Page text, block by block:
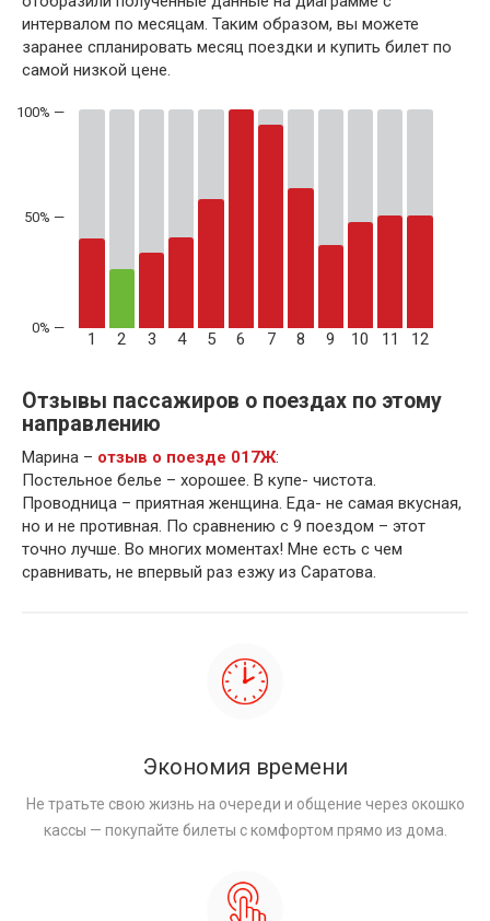
интервалом по месяцам. Таким образом, вы можете
заранее спланировать месяц поездки и купить билет по
самой низкой цене.
50% —
1 2 3 4 5 6 7 8 9 10 11 12
Отзывы пассажиров о поездах по этому
направлению
Марина – отзыв о поезде 017Ж:
Постельное белье – хорошее. В купе- чистота.
Проводница – приятная женщина. Еда- не самая вкусная,
но и не противная. По сравнению с 9 поездом – этот
точно лучше. Во многих моментах! Мне есть с чем
сравнивать, не впервый раз езжу из Саратова.
Экономия времени
Не тратьте свою жизнь на очереди и общение через окошко
кассы — покупайте билеты с комфортом прямо из дома.